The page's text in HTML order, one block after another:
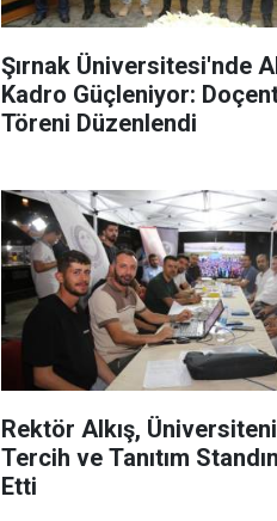
Şırnak Üniversitesi'nde
Kadro Güçleniyor:
Töreni Düzenlendi
Rektör Alkış,
Tercih ve Tanıtım
Etti